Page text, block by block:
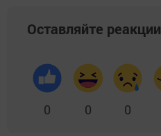
Оставляйте реакции
0 0 0